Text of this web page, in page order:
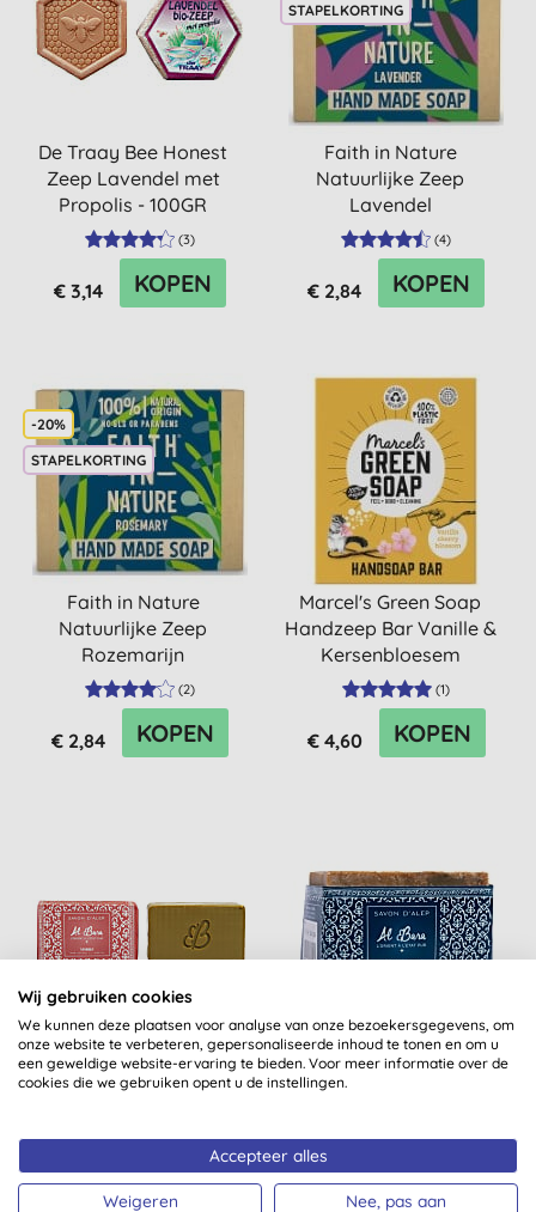
De Traay Bee Honest
Zeep Lavendel met
Propolis - 100GR
(3)
€ 3,14 KOPEN
STAPELKORTING
Faith in Nature
Natuurlijke Zeep
Lavendel
(4)
€ 2,84 KOPEN
-20%
STAPELKORTING
Faith in Nature
Natuurlijke Zeep
Rozemarijn
(2)
€ 2,84 KOPEN
Marcel's Green Soap
Handzeep Bar Vanille &
Kersenbloesem
(1)
€ 4,60 KOPEN
Al Bara Aleppo Zeep
Amber 100gr
€ 6,90 KOPEN
Al Bara Aleppo Zeep,
Olijfolie & 35%
€ 12,95 KOPEN
Wij gebruiken cookies
We kunnen deze plaatsen voor analyse van onze bezoekersgegevens, om
onze website te verbeteren, gepersonaliseerde inhoud te tonen en om u
een geweldige website-ervaring te bieden. Voor meer informatie over de
cookies die we gebruiken opent u de instellingen.
Accepteer alles
Weigeren Nee, pas aan